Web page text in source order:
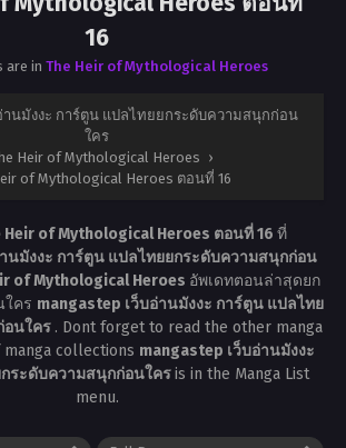
16
are in The Heir of Mythological Heroes
านมังงะ การ์ตูน แปลไทยยกระดับความสนุกก่อน
ใคร
Heir of Mythological Heroes ›
of Mythological Heroes ตอนที่ 16
Heir of Mythological Heroes ตอนที่ 16 ที่
นมังงะ การ์ตูน แปลไทยยกระดับความสนุกก่อน
of Mythological Heroes อัพเดทตอนล่าสุดยก
คร mangastep เว็บอ่านมังงะ การ์ตูน แปลไทย
อนใคร . Dont forget to read the other manga
collections mangastep เว็บอ่านมังงะ
ระดับความสนุกก่อนใครis in the Manga List
menu.